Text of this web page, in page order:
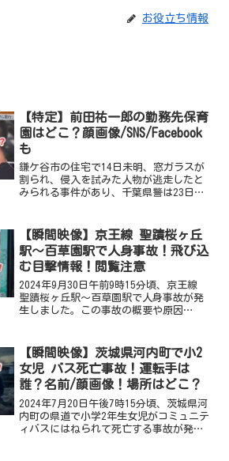
お役立ち情報
【特定】前田祐一郎の勤務先保育
園はどこ？顔画像/SNS/Facebook
も
鎌ケ谷市の住宅で14日未明、窓ガラスが
割られ、侵入を試みた人物が逃走したと
みられる事件があり、千葉県警は23日、
（25）と同葛飾区西水元2、会社員、河合
優介容疑者（3...
【瞬間映像】京王線 聖蹟桜ヶ丘
駅〜百草園駅で人身事故！飛び込
む目撃情報！閲覧注意
2024年9月30日午前9時15分頃、京王線
聖蹟桜ヶ丘駅〜百草園駅で人身事故が発
生しました。この事故の概要や原因
像動画・画像は？徹底調査しました。
2024年9月30日 京...
【瞬間映像】茨城県河内町で小2
女児 バス死亡事故！運転手は
誰？名前/顔画像！場所はどこ？
2024年7月20日午後7時15分頃、茨城県河
内町の県道で小学2年生女児がコミュニテ
ィバスにはねられて死亡する事故が発生